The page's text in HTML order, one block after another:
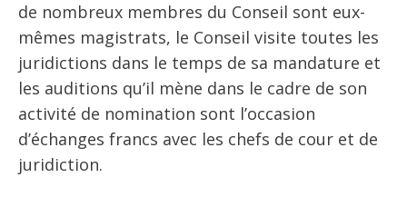
de nombreux membres du Conseil sont eux-
mêmes magistrats, le Conseil visite toutes les
juridictions dans le temps de sa mandature et
les auditions qu’il mène dans le cadre de son
activité de nomination sont l’occasion
d’échanges francs avec les chefs de cour et de
juridiction.